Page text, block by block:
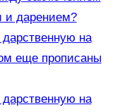
и дарением?
на
еще прописаны
на